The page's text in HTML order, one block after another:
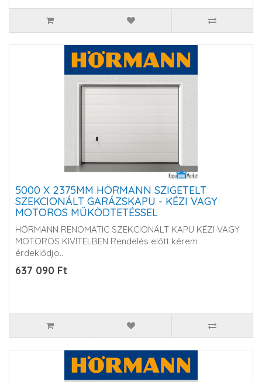
5000 X 2375MM HÖRMANN SZIGETELT
SZEKCIONÁLT GARÁZSKAPU - KÉZI VAGY
MOTOROS MŰKÖDTETÉSSEL
HÖRMANN RENOMATIC SZEKCIONÁLT KAPU KÉZI VAGY
MOTOROS KIVITELBEN Rendelés előtt kérem
érdeklődjö..
637 090 Ft